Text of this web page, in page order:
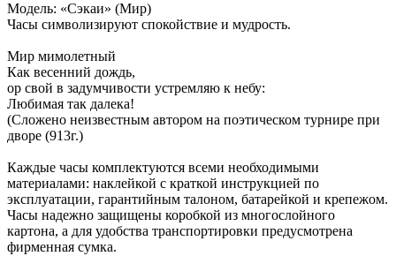
Модель: «Сэкаи» (Мир)
Часы символизируют спокойствие и мудрость.
Мир мимолетный
Как весенний дождь,
ор свой в задумчивости устремляю к небу:
Любимая так далека!
(Сложено неизвестным автором на поэтическом турнире при
дворе (913г.)
Каждые часы комплектуются всеми необходимыми
материалами: наклейкой с краткой инструкцией по
эксплуатации, гарантийным талоном, батарейкой и крепежом.
Часы надежно защищены коробкой из многослойного
картона, а для удобства транспортировки предусмотрена
фирменная сумка.